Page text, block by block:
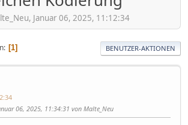
Januar 06, 2025, 11:12:34
1 BENUTZER-AKTIONEN
06, 2025, 11:34:31 von Malte_Neu